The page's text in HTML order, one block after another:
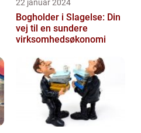
22 januar 2024
Bogholder i Slagelse: Din
vej til en sundere
virksomhedsøkonomi